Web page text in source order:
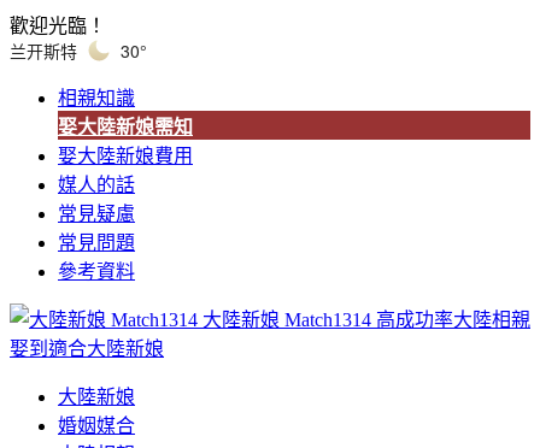
歡迎光臨！
兰开斯特 30°
相親知識
娶大陸新娘需知
娶大陸新娘費用
媒人的話
常見疑慮
常見問題
參考資料
大陸新娘 Match1314 高成功率大陸相親
娶到適合大陸新娘
大陸新娘
婚姻媒合